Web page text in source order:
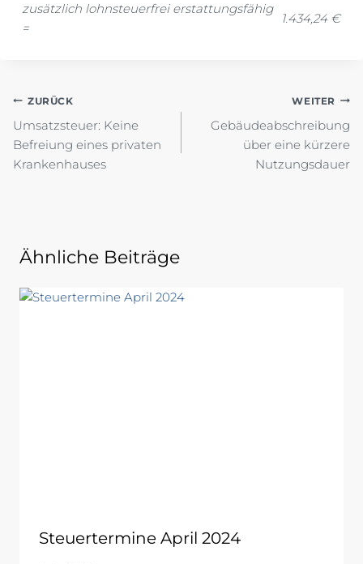
zusätzlich lohnsteuerfrei erstattungsfähig
=
1.434,24 €
Beitragsnavigation
ZURÜCK
Umsatzsteuer: Keine
Befreiung eines privaten
Krankenhauses
WEITER
Gebäudeabschreibung
über eine kürzere
Nutzungsdauer
Ähnliche Beiträge
Steuertermine April 2024